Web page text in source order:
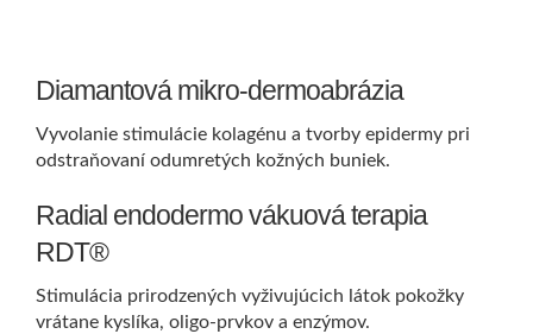
Diamantová mikro-dermoabrázia
Vyvolanie stimulácie kolagénu a tvorby epidermy pri
odstraňovaní odumretých kožných buniek.
Radial endodermo vákuová terapia
RDT®
Stimulácia prirodzených vyživujúcich látok pokožky
vrátane kyslíka, oligo-prvkov a enzýmov.